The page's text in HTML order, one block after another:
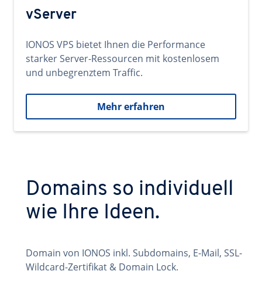
vServer
IONOS VPS bietet Ihnen die Performance
starker Server-Ressourcen mit kostenlosem
und unbegrenztem Traffic.
Mehr erfahren
Domains so individuell
wie Ihre Ideen.
Domain von IONOS inkl. Subdomains, E-Mail, SSL-
Wildcard-Zertifikat & Domain Lock.